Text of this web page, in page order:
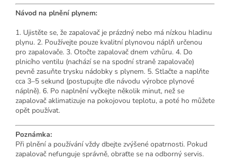
Návod na plnění plynem:
1. Ujistěte se, že zapalovač je prázdný nebo má nízkou hladinu
plynu. 2. Používejte pouze kvalitní plynovou náplň určenou
pro zapalovače. 3. Otočte zapalovač dnem vzhůru. 4. Do
plnicího ventilu (nachází se na spodní straně zapalovače)
pevně zasuňte trysku nádobky s plynem. 5. Stlačte a naplňte
cca 3–5 sekund (postupujte dle návodu výrobce plynové
náplně). 6. Po naplnění vyčkejte několik minut, než se
zapalovač aklimatizuje na pokojovou teplotu, a poté ho můžete
opět používat.
Poznámka:
Při plnění a používání vždy dbejte zvýšené opatrnosti. Pokud
zapalovač nefunguje správně, obraťte se na odborný servis.